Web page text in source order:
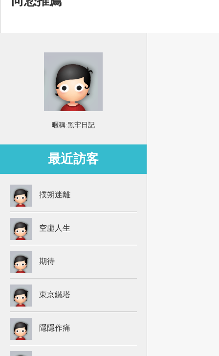
暱稱:黑牢日記
最近訪客
撲朔迷離
空虛人生
期待
東京鐵塔
隱隱作痛